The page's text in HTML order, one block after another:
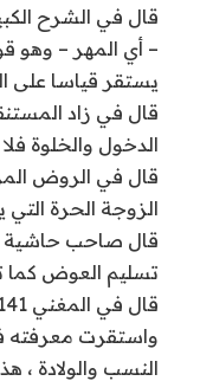
– أي المهر – وهو
يستقر قياسا على
قال في زاد
الدخول والخلوة
قال في الروض
الزوجة الحرة
قال صاحب حاشية
تسليم العوض كما
واستقرت معرفته
النسب والولادة ،